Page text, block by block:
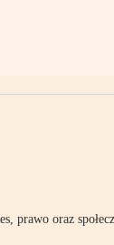
prawo oraz